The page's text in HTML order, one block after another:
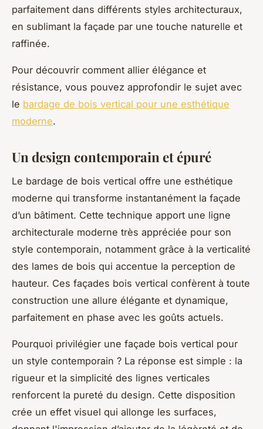
parfaitement dans différents styles architecturaux,
en sublimant la façade par une touche naturelle et
raffinée.
Pour découvrir comment allier élégance et
résistance, vous pouvez approfondir le sujet avec
le bardage de bois vertical pour une esthétique
moderne.
Un design contemporain et épuré
Le bardage de bois vertical offre une esthétique
moderne qui transforme instantanément la façade
d’un bâtiment. Cette technique apport une ligne
architecturale moderne très appréciée pour son
style contemporain, notamment grâce à la verticalité
des lames de bois qui accentue la perception de
hauteur. Ces façades bois vertical confèrent à toute
construction une allure élégante et dynamique,
parfaitement en phase avec les goûts actuels.
Pourquoi privilégier une façade bois vertical pour
un style contemporain ? La réponse est simple : la
rigueur et la simplicité des lignes verticales
renforcent la pureté du design. Cette disposition
crée un effet visuel qui allonge les surfaces,